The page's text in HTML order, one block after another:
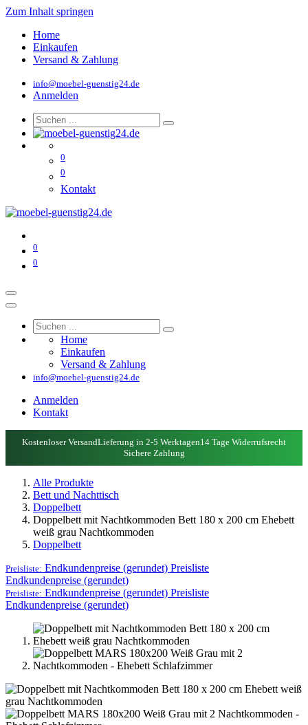
Zum Inhalt springen
Home
Einkaufen
Versand & Zahlung
info@moebel-guenstig24.de
Anmelden
0
0
Kontakt
0
0
Home
Einkaufen
Versand & Zahlung
info@moebel-guenstig24.de
Anmelden
Kontakt
Kostenloser VersandLieferung in 2-5 Werktagen14 Tage Widerrufsrecht
Sichere Zahlung
Alle Produkte
Bett und Nachttisch
Doppelbett
Doppelbett mit Nachtkommoden Bett 180 x 200 cm Ehebett
weiß grau Nachtkommoden
Doppelbett
Preisliste: Endkundenpreise (gerundet) Preisliste
Endkundenpreise (gerundet)
Preisliste: Endkundenpreise (gerundet) Preisliste
Endkundenpreise (gerundet)